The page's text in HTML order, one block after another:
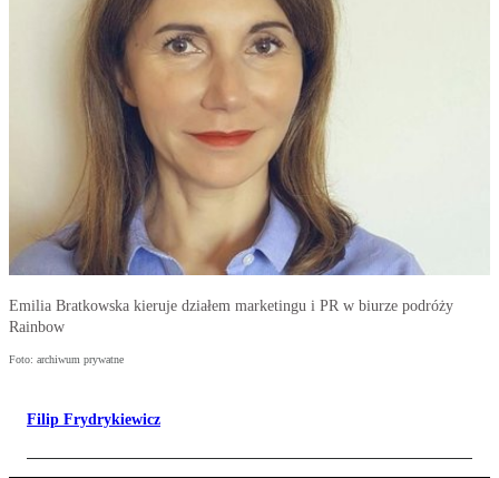
Emilia Bratkowska kieruje działem marketingu i PR w biurze podróży
Rainbow
Foto: archiwum prywatne
Filip Frydrykiewicz